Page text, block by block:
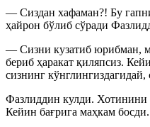
— Сиздан хафаман?! Бу
ҳайрон бўлиб сўради
— Сизни кузатиб юрибман,
бериб ҳаракат қиляпсиз.
сизнинг
Фазлиддин кулди.
Кейин бағрига маҳкам босди.